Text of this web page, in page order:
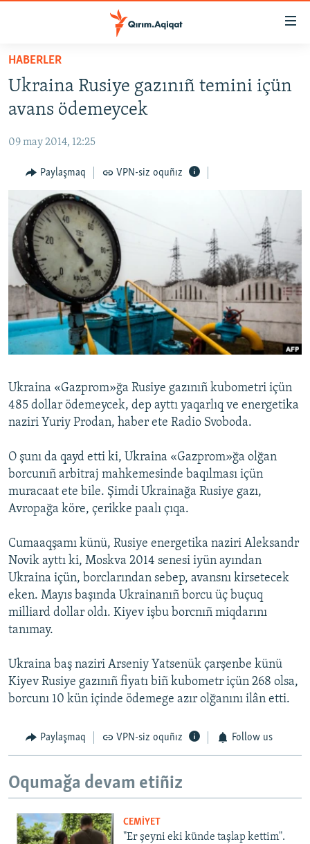
Esas
qaytmaq
Baş
qaytmaq
qaytmaq
HABERLER
CEMİYET
MEDENİYET
İNSAN AQLARI
VİDEO
SÜRET
BLOGLAR
FİKİR
Русский
Українською
QOŞULIÑIZ!
RFE/RS bütün saytları
HABERLER
Ukraina Rusiye gazınıñ temini içün
avans ödemeycek
09 may 2014, 12:25
Paylaşmaq VPN-siz oquñız
Ukraina «Gazprom»ğa Rusiye gazınıñ kubometri içün
485 dollar ödemeycek, dep ayttı yaqarlıq ve energetika
naziri Yuriy Prodan, haber ete Radio Svoboda.
O şunı da qayd etti ki, Ukraina «Gazprom»ğa olğan
borcunıñ arbitraj mahkemesinde baqılması içün
muracaat ete bile. Şimdi Ukrainağa Rusiye gazı,
Avropağa köre, çerikke paalı çıqa.
Cumaaqşamı künü, Rusiye energetika naziri Aleksandr
Novik ayttı ki, Moskva 2014 senesi iyün ayından
Ukraina içün, borclarından sebep, avansnı kirsetecek
eken. Mayıs başında Ukrainanıñ borcu üç buçuq
milliard dollar oldı. Kiyev işbu borcnıñ miqdarını
tanımay.
Ukraina baş naziri Arseniy Yatsenük çarşenbe künü
Kiyev Rusiye gazınıñ fiyatı biñ kubometr içün 268 olsa,
borcunı 10 kün içinde ödemege azır olğanını ilân etti.
Paylaşmaq VPN-siz oquñız Follow us
Oqumağa devam etiñiz
CEMİYET
"Er şeyni eki künde taşlap kettim".